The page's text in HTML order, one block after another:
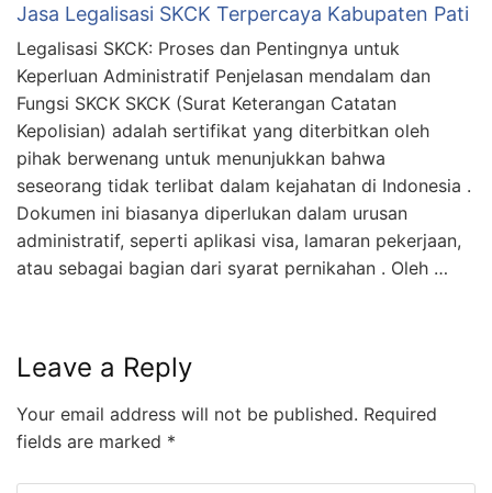
Jasa Legalisasi SKCK Terpercaya Kabupaten Pati
Legalisasi SKCK: Proses dan Pentingnya untuk
Keperluan Administratif Penjelasan mendalam dan
Fungsi SKCK SKCK (Surat Keterangan Catatan
Kepolisian) adalah sertifikat yang diterbitkan oleh
pihak berwenang untuk menunjukkan bahwa
seseorang tidak terlibat dalam kejahatan di Indonesia .
Dokumen ini biasanya diperlukan dalam urusan
administratif, seperti aplikasi visa, lamaran pekerjaan,
atau sebagai bagian dari syarat pernikahan . Oleh …
Leave a Reply
Your email address will not be published. Required
fields are marked *